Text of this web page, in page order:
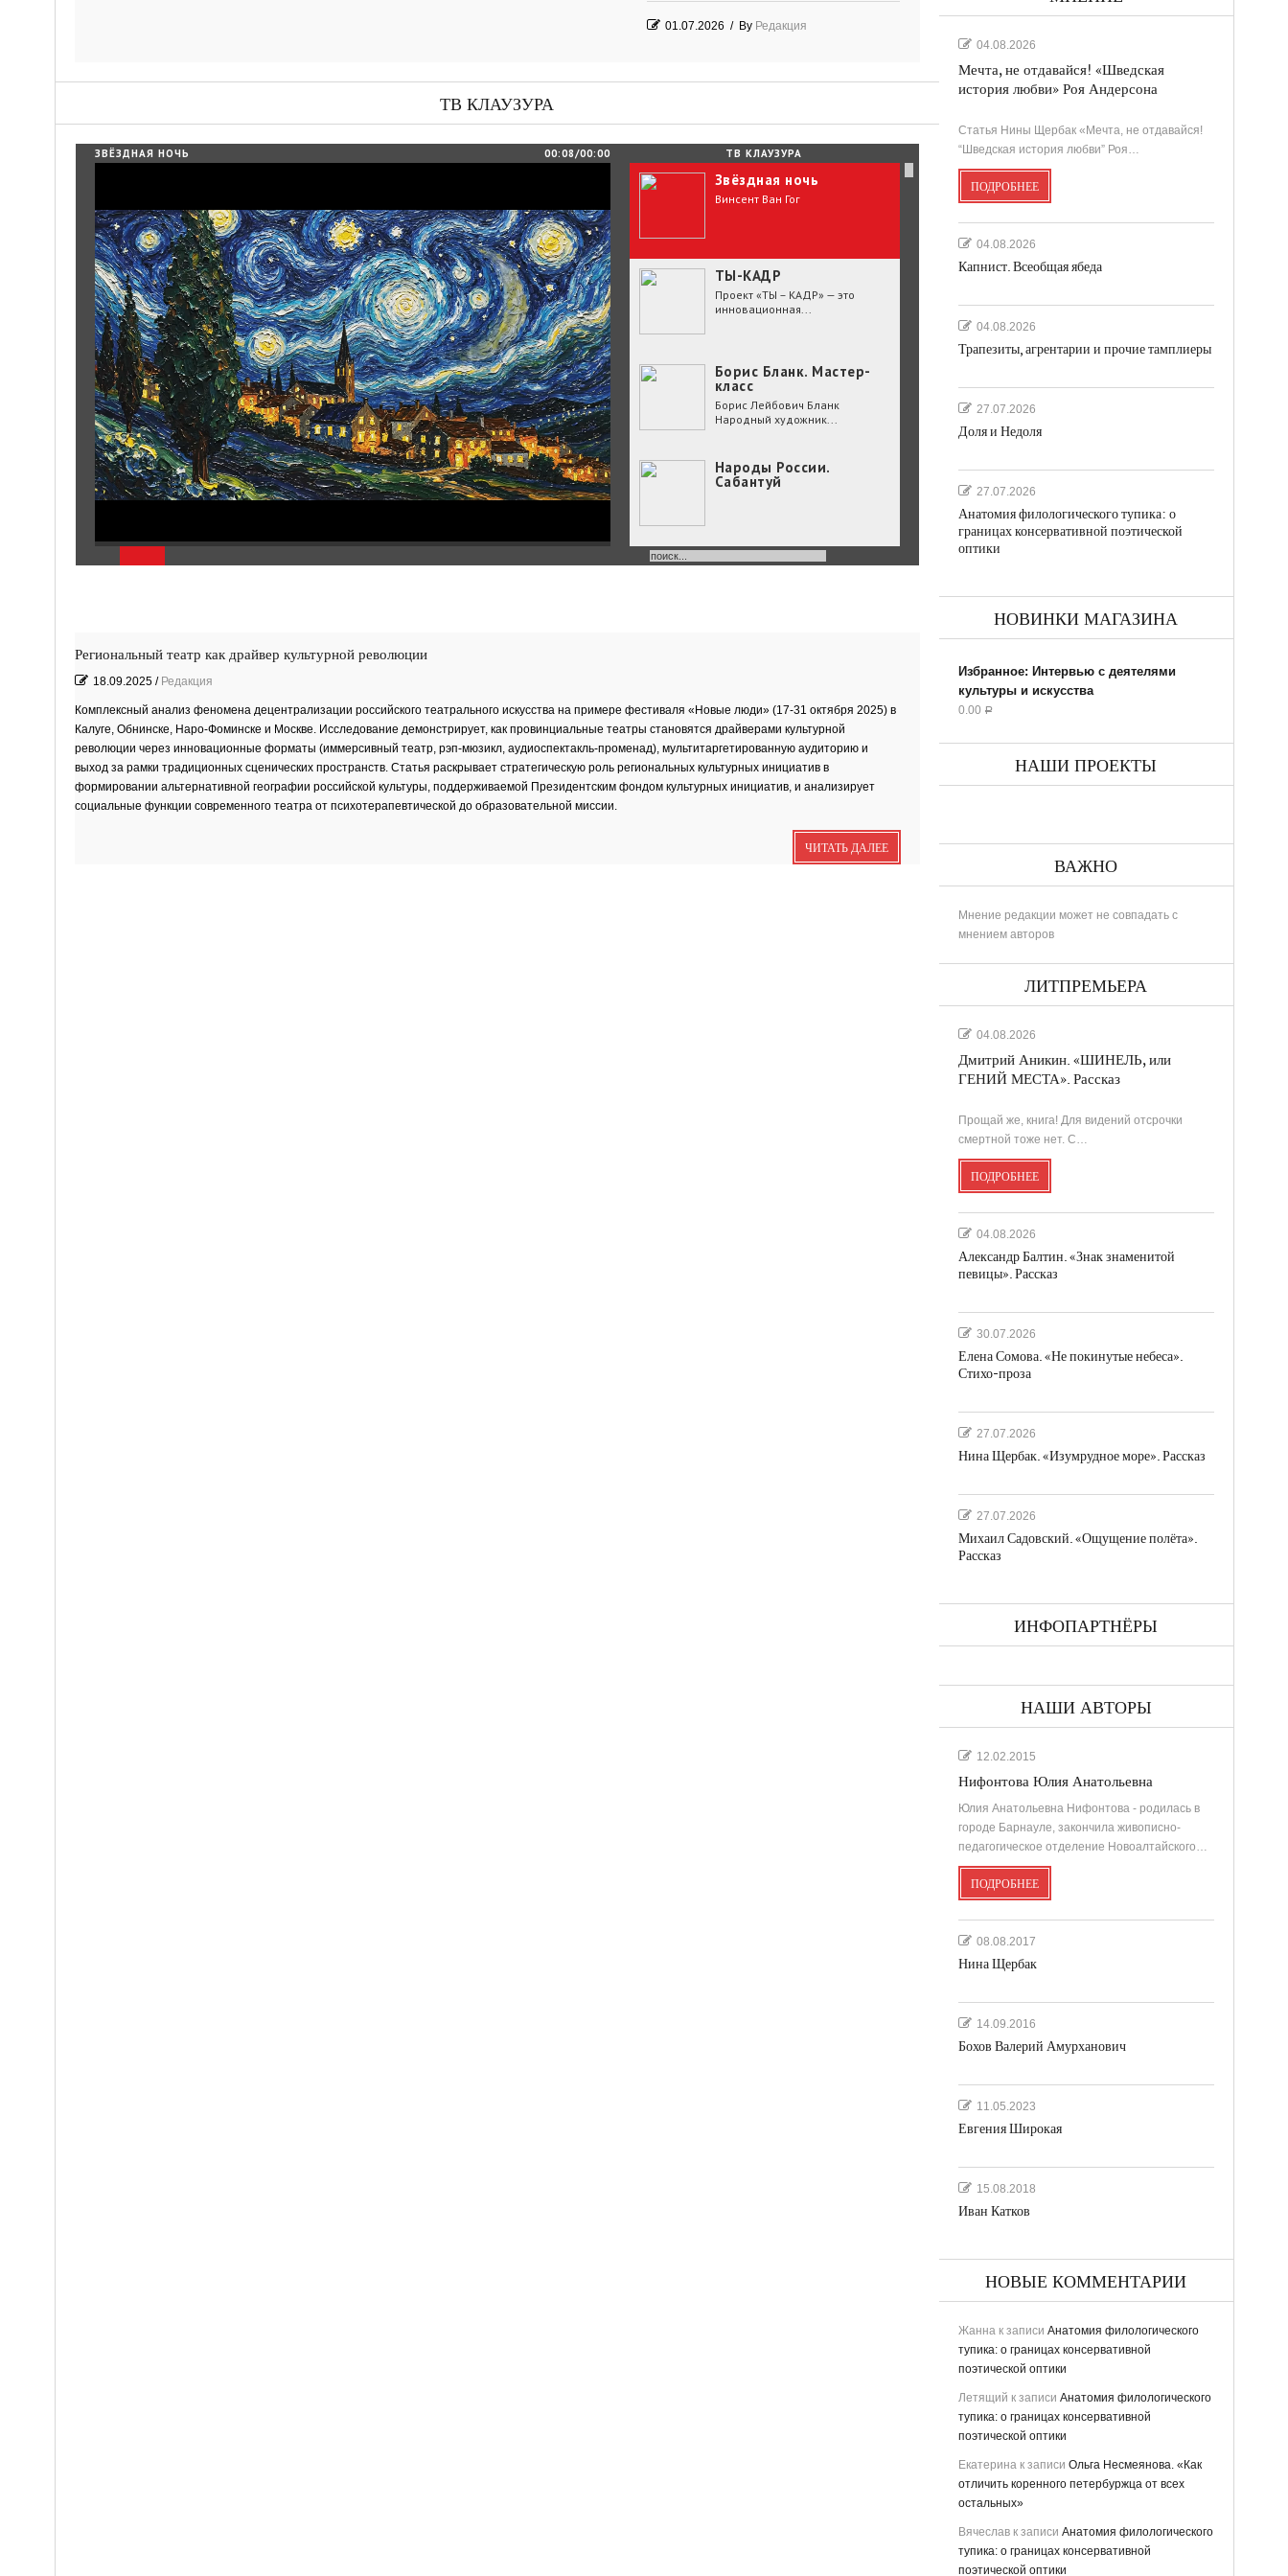
01.07.2026 / By Редакция
25.06.2026 / ByРедакция
Зелёные мемориалы памяти и славы
ТВ КЛАУЗУРА
Звёздная ночь
Винсент Ван Гог
ТЫ-КАДР
Проект «ТЫ – КАДР» — это
инновационная...
Борис Бланк. Мастер-
класс
Борис Лейбович Бланк
Народный художник...
Народы России.
Сабантуй
Народы России
В День славянской
письменности и культуры
совсем...
День славянской
письменности и
культуры
Музеи Московского
ТВ КЛАУЗУРА
ЗВЁЗДНАЯ НОЧЬ 00:08/00:00
Региональный театр как драйвер культурной революции
18.09.2025/ Редакция
Комплексный анализ феномена децентрализации российского театрального искусства на примере фестиваля «Новые люди» (17-31 октября 2025) в
Калуге, Обнинске, Наро-Фоминске и Москве. Исследование демонстрирует, как провинциальные театры становятся драйверами культурной
революции через инновационные форматы (иммерсивный театр, рэп-мюзикл, аудиоспектакль-променад), мультитаргетированную аудиторию и
выход за рамки традиционных сценических пространств. Статья раскрывает стратегическую роль региональных культурных инициатив в
формировании альтернативной географии российской культуры, поддерживаемой Президентским фондом культурных инициатив, и анализирует
социальные функции современного театра от психотерапевтической до образовательной миссии.
ЧИТАТЬ ДАЛЕЕ
04.08.2026
Мечта, не отдавайся! «Шведская
история любви» Роя Андерсона
Статья Нины Щербак «Мечта, не отдавайся!
“Шведская история любви” Роя…
ПОДРОБНЕЕ
04.08.2026
Капнист. Всеобщая ябеда
04.08.2026
Трапезиты, агрентарии и прочие тамплиеры
27.07.2026
Доля и Недоля
27.07.2026
Анатомия филологического тупика: о
границах консервативной поэтической
оптики
НОВИНКИ МАГАЗИНА
Избранное: Интервью с деятелями
культуры и искусства
0.00 Р
НАШИ ПРОЕКТЫ
ВАЖНО
Мнение редакции может не совпадать с
мнением авторов
ЛИТПРЕМЬЕРА
04.08.2026
Дмитрий Аникин. «ШИНЕЛЬ, или
ГЕНИЙ МЕСТА». Рассказ
Прощай же, книга! Для видений отсрочки
смертной тоже нет. С…
ПОДРОБНЕЕ
04.08.2026
Александр Балтин. «Знак знаменитой
певицы». Рассказ
30.07.2026
Елена Сомова. «Не покинутые небеса».
Стихо-проза
27.07.2026
Нина Щербак. «Изумрудное море». Рассказ
27.07.2026
Михаил Садовский. «Ощущение полёта».
Рассказ
ИНФОПАРТНЁРЫ
НАШИ АВТОРЫ
12.02.2015
Нифонтова Юлия Анатольевна
Юлия Анатольевна Нифонтова - родилась в
городе Барнауле, закончила живописно-
педагогическое отделение Новоалтайского…
ПОДРОБНЕЕ
08.08.2017
Нина Щербак
14.09.2016
Бохов Валерий Амурханович
11.05.2023
Евгения Широкая
15.08.2018
Иван Катков
НОВЫЕ КОММЕНТАРИИ
Жаннак записи Анатомия филологического
тупика: о границах консервативной
поэтической оптики
Летящий к записи Анатомия филологического
тупика: о границах консервативной
поэтической оптики
Екатеринак записи Ольга Несмеянова. «Как
отличить коренного петербуржца от всех
остальных»
Вячеславк записи Анатомия филологического
тупика: о границах консервативной
поэтической оптики